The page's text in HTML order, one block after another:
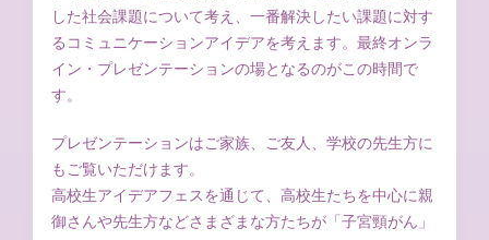
した社会課題について考え、一番解決したい課題に対す
るコミュニケーションアイデアを考えます。最終オンラ
イン・プレゼンテーションの場となるのがこの時間で
す。
プレゼンテーションはご家族、ご友人、学校の先生方に
もご覧いただけます。
高校生アイデアフェスを通じて、高校生たちを中心に親
御さんや先生方などさまざまな方たちが「子宮頸がん」